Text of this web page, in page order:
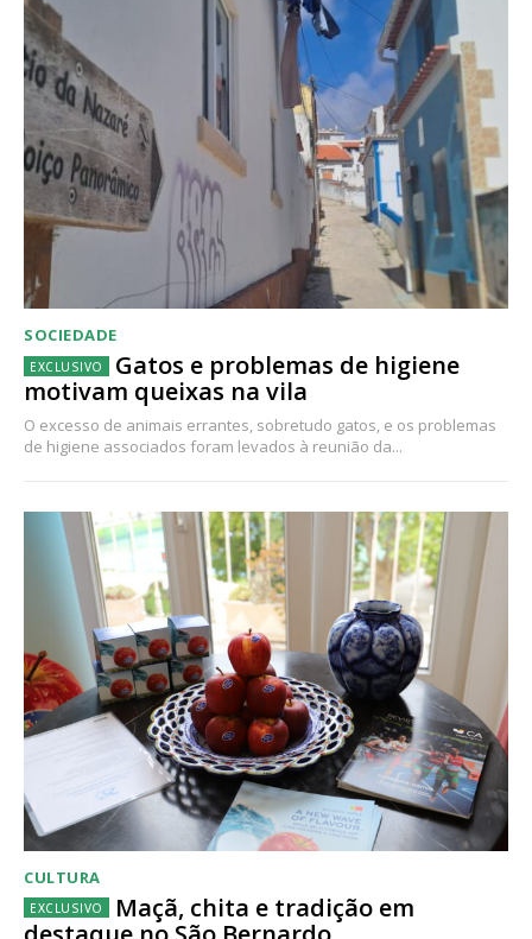
SOCIEDADE
Gatos e problemas de higiene
motivam queixas na vila
O excesso de animais errantes, sobretudo gatos, e os problemas
de higiene associados foram levados à reunião da...
CULTURA
Maçã, chita e tradição em